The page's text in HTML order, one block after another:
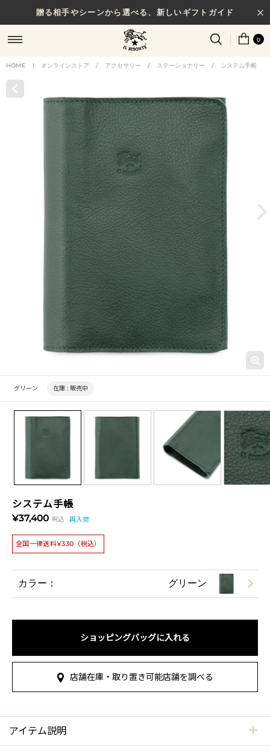
贈る相手やシーンから選べる、新しいギフトガイド
0
HOME | オンラインストア / アクセサリー / ステーショナリー / システム手帳
システム手帳
¥37,400 税込 再入荷
全国一律送料¥330（税込）
グリーン 在庫 : 販売中
カラー： グリーン
ショッピングバッグに入れる
店舗在庫・取り置き可能店舗を調べる
アイテム説明